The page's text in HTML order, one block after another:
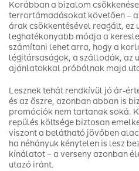
Korábban a bizalom
terrortámadásokat követően –
árak csökkentésével reagált, ez
leghatékonyabb módja a
számítani lehet arra, hogy a
légitársaságok, a szállodák, az
ajánlatokkal próbálnak majd
Lesznek tehát rendkívül jó ár-
és az őszre, azonban abban is
promóciók nem tartanak soká.
repülés költsége biztosan
viszont a belátható jövőben
ha néhányuk kénytelen is lesz
kínálatot – a verseny azonban
utazó iránt.